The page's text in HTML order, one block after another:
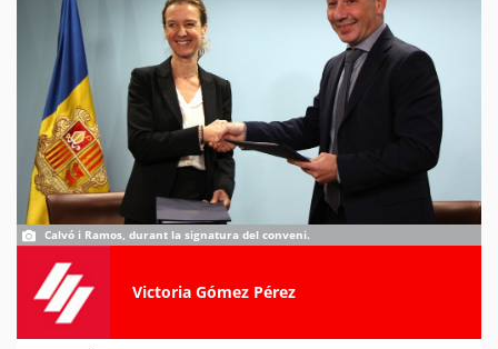
Calvó i Ramos, durant la signatura del conveni.
Victoria Gómez Pérez